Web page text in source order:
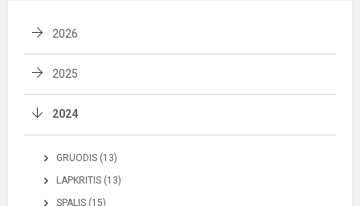
2026
2025
2024
GRUODIS (13)
LAPKRITIS (13)
SPALIS (15)